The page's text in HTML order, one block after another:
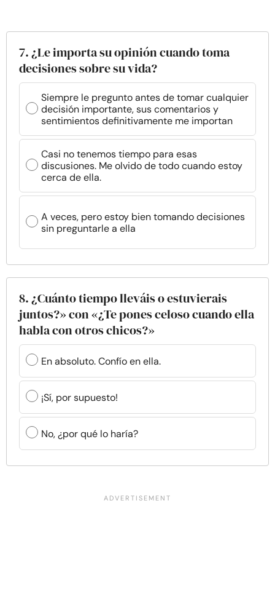
7. ¿Le importa su opinión cuando toma
decisiones sobre su vida?
Siempre le pregunto antes de tomar cualquier
decisión importante, sus comentarios y
sentimientos definitivamente me importan
Casi no tenemos tiempo para esas
discusiones. Me olvido de todo cuando estoy
cerca de ella.
A veces, pero estoy bien tomando decisiones
sin preguntarle a ella
8. ¿Cuánto tiempo lleváis o estuvierais
juntos?» con «¿Te pones celoso cuando ella
habla con otros chicos?»
En absoluto. Confío en ella.
¡Sí, por supuesto!
No, ¿por qué lo haría?